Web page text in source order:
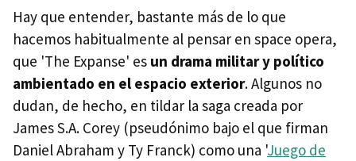
Hay que entender, bastante más de lo que
hacemos habitualmente al pensar en space opera,
que 'The Expanse' es un drama militar y político
ambientado en el espacio exterior. Algunos no
dudan, de hecho, en tildar la saga creada por
James S.A. Corey (pseudónimo bajo el que firman
Daniel Abraham y Ty Franck) como una 'Juego de